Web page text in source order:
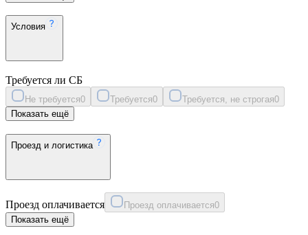
Условия
Требуется ли СБ
Не требуется0 Требуется0 Требуется, не строгая0
Показать ещё
Проезд и логистика
Проезд оплачивается Проезд оплачивается0
Показать ещё